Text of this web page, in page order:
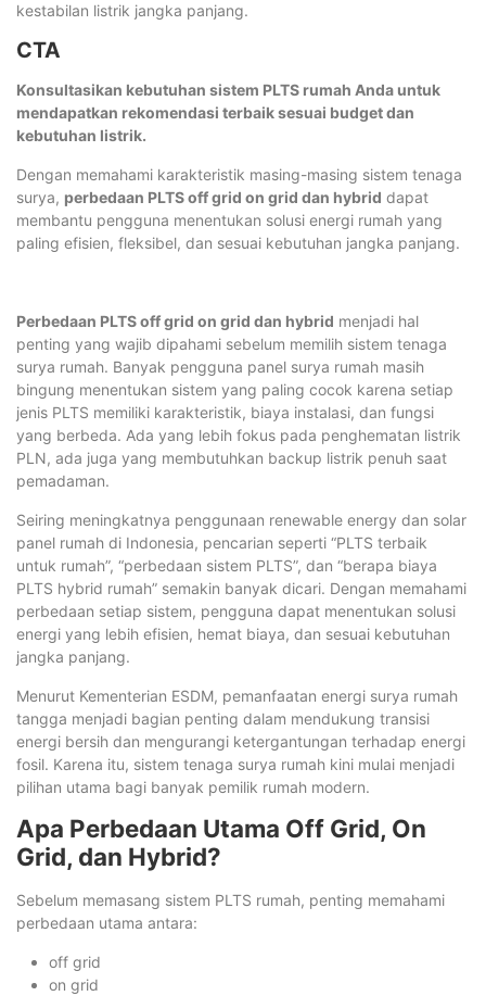
kestabilan listrik jangka panjang.
CTA
Konsultasikan kebutuhan sistem PLTS rumah Anda untuk
mendapatkan rekomendasi terbaik sesuai budget dan
kebutuhan listrik.
Dengan memahami karakteristik masing-masing sistem tenaga
surya, perbedaan PLTS off grid on grid dan hybrid dapat
membantu pengguna menentukan solusi energi rumah yang
paling efisien, fleksibel, dan sesuai kebutuhan jangka panjang.
Perbedaan PLTS off grid on grid dan hybrid menjadi hal
penting yang wajib dipahami sebelum memilih sistem tenaga
surya rumah. Banyak pengguna panel surya rumah masih
bingung menentukan sistem yang paling cocok karena setiap
jenis PLTS memiliki karakteristik, biaya instalasi, dan fungsi
yang berbeda. Ada yang lebih fokus pada penghematan listrik
PLN, ada juga yang membutuhkan backup listrik penuh saat
pemadaman.
Seiring meningkatnya penggunaan renewable energy dan solar
panel rumah di Indonesia, pencarian seperti “PLTS terbaik
untuk rumah”, “perbedaan sistem PLTS”, dan “berapa biaya
PLTS hybrid rumah” semakin banyak dicari. Dengan memahami
perbedaan setiap sistem, pengguna dapat menentukan solusi
energi yang lebih efisien, hemat biaya, dan sesuai kebutuhan
jangka panjang.
Menurut Kementerian ESDM, pemanfaatan energi surya rumah
tangga menjadi bagian penting dalam mendukung transisi
energi bersih dan mengurangi ketergantungan terhadap energi
fosil. Karena itu, sistem tenaga surya rumah kini mulai menjadi
pilihan utama bagi banyak pemilik rumah modern.
Apa Perbedaan Utama Off Grid, On
Grid, dan Hybrid?
Sebelum memasang sistem PLTS rumah, penting memahami
perbedaan utama antara:
off grid
on grid